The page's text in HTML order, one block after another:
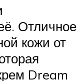
Отличное
кожи от
Dream